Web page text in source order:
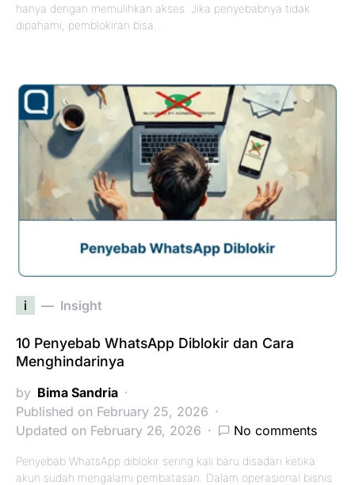
hanya dengan memulihkan akses. Jika penyebabnya tidak
dipahami, pemblokiran bisa…
i Insight
10 Penyebab WhatsApp Diblokir dan Cara
Menghindarinya
by Bima Sandria
Published on February 25, 2026
Updated on February 26, 2026
No comments
Penyebab WhatsApp diblokir sering kali baru disadari ketika
akun sudah mengalami pembatasan. Dalam operasional bisnis